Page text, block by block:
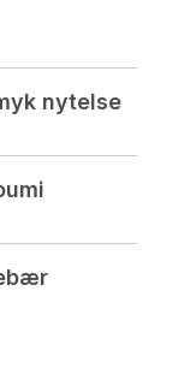
nytelse